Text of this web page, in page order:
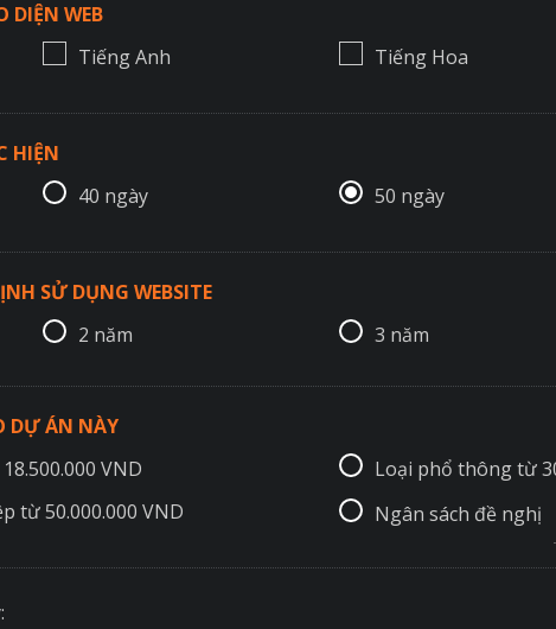
DIỆN WEB
Tiếng Anh Tiếng Hoa
HIỆN
40 ngày 50 ngày
SỬ DỤNG WEBSITE
2 năm 3 năm
DỰ ÁN NÀY
VND
Loại phổ thông từ
từ 50.000.000 VND
Ngân sách đề nghị